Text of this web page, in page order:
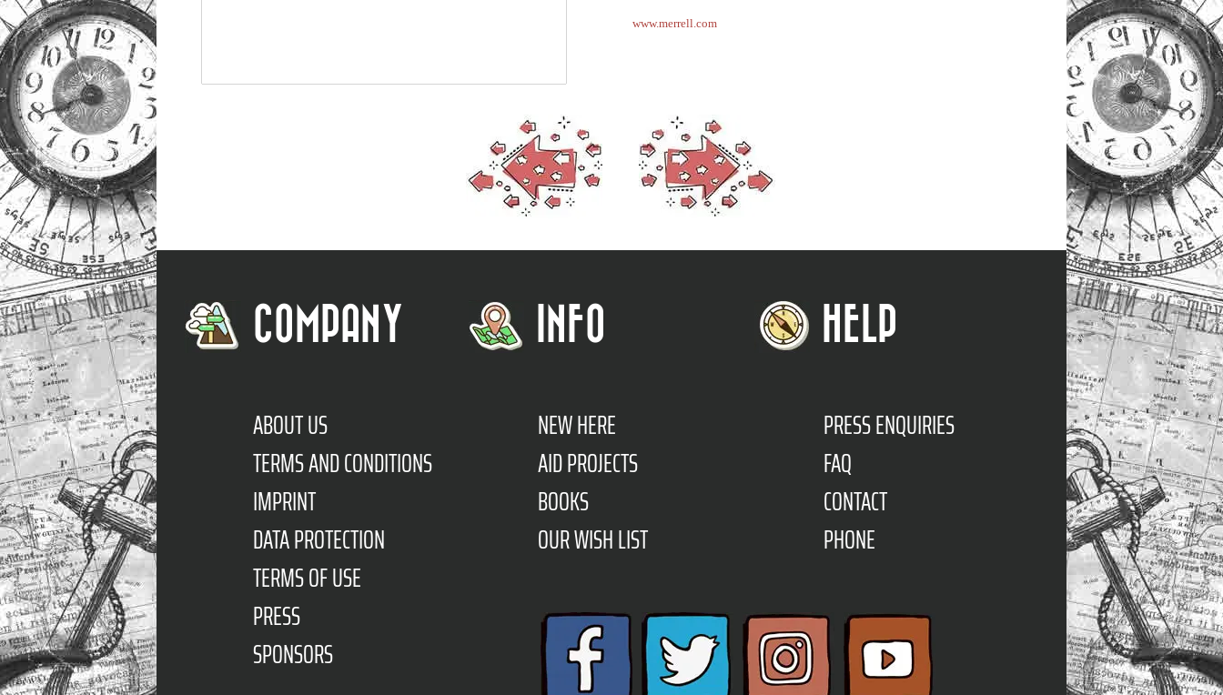
www.merrell.com
COMPANY
ABOUT US
TERMS AND CONDITIONS
IMPRINT
DATA PROTECTION
TERMS OF USE
PRESS
SPONSORS
INFO
NEW HERE
AID PROJECTS
BOOKS
OUR WISH LIST
HELP
PRESS ENQUIRIES
FAQ
CONTACT
PHONE